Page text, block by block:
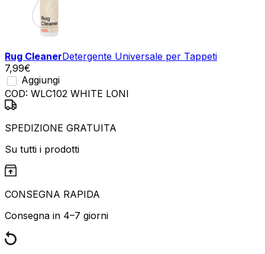
Rug CleanerDetergente Universale per Tappeti
7,99€
Aggiungi
COD: WLC102 WHITE LONI
SPEDIZIONE GRATUITA
Su tutti i prodotti
CONSEGNA RAPIDA
Consegna in 4–7 giorni